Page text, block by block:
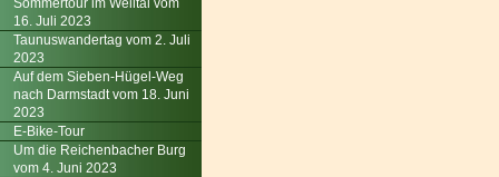
Sommertour im Weiltal vom
16. Juli 2023
Taunuswandertag vom 2. Juli
2023
Auf dem Sieben-Hügel-Weg
nach Darmstadt vom 18. Juni
2023
E-Bike-Tour
Um die Reichenbacher Burg
vom 4. Juni 2023